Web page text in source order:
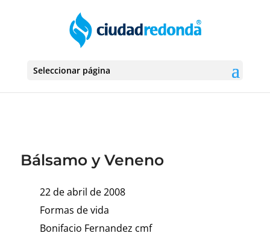
Seleccionar página
Bálsamo y Veneno
22 de abril de 2008
Formas de vida
Bonifacio Fernandez cmf